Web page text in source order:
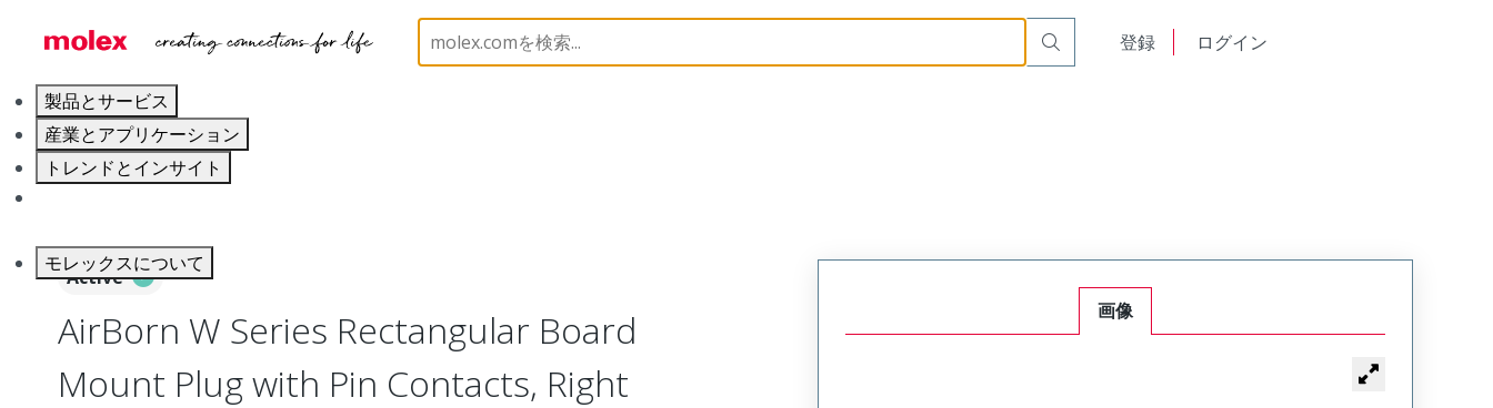
登録 ログイン
製品とサービス
産業とアプリケーション
トレンドとインサイト
モレックスについて
Board-to-Board Connectors Rectangular, Plastic, 2 Row, Right Angle Board or Cable Mount Plug
Active
AirBorn W Series Rectangular Board
Mount Plug with Pin Contacts, Right
画像